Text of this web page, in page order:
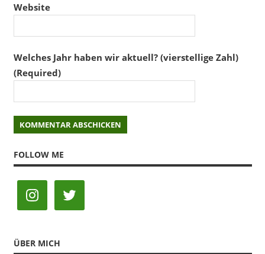
Website
Welches Jahr haben wir aktuell? (vierstellige Zahl)
(Required)
FOLLOW ME
ÜBER MICH